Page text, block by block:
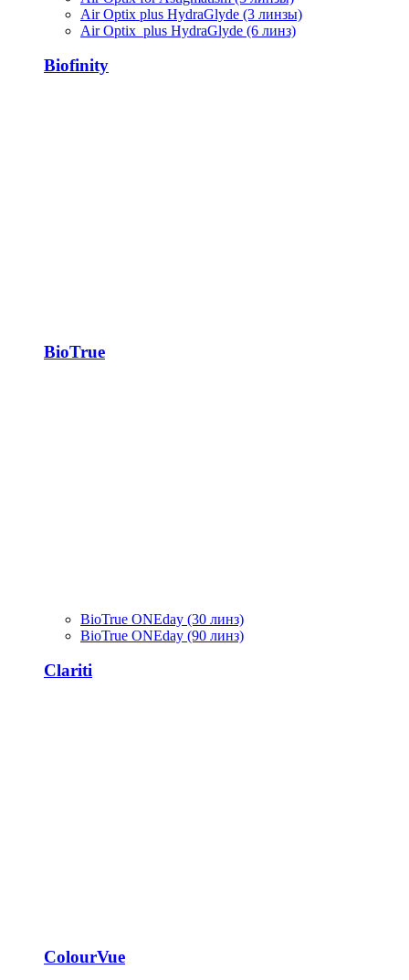
Air Optix plus HydraGlyde (3 линзы)
Air Optix plus HydraGlyde (6 линз)
Biofinity
BioTrue
BioTrue ONEday (30 линз)
BioTrue ONEday (90 линз)
Clariti
ColourVue